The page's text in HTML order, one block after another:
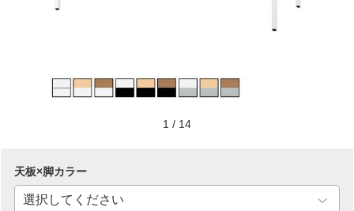
1 / 14
天板×脚カラー